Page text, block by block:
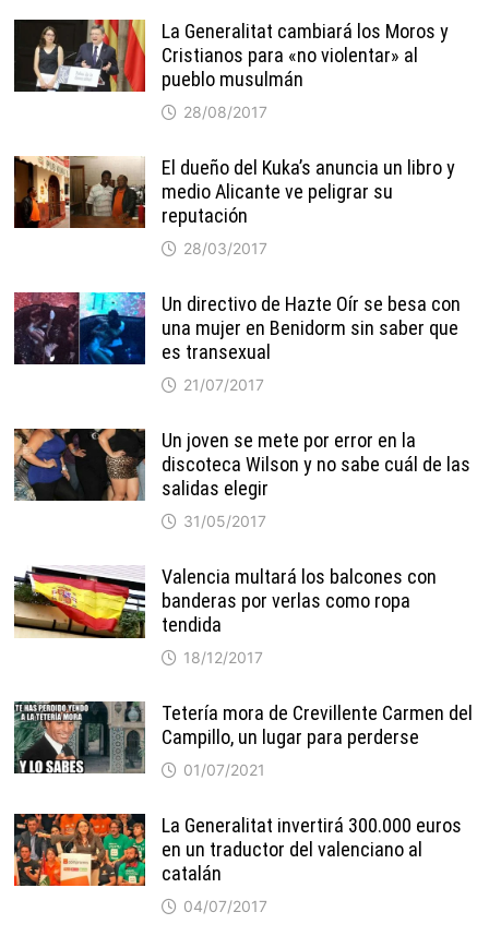
La Generalitat cambiará los Moros y
Cristianos para «no violentar» al
pueblo musulmán
28/08/2017
El dueño del Kuka’s anuncia un libro y
medio Alicante ve peligrar su
reputación
28/03/2017
Un directivo de Hazte Oír se besa con
una mujer en Benidorm sin saber que
es transexual
21/07/2017
Un joven se mete por error en la
discoteca Wilson y no sabe cuál de las
salidas elegir
31/05/2017
Valencia multará los balcones con
banderas por verlas como ropa
tendida
18/12/2017
Tetería mora de Crevillente Carmen del
Campillo, un lugar para perderse
01/07/2021
La Generalitat invertirá 300.000 euros
en un traductor del valenciano al
catalán
04/07/2017